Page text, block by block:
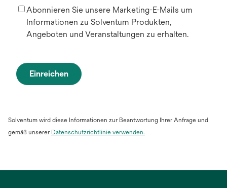
Abonnieren Sie unsere Marketing-E-Mails um
Informationen zu Solventum Produkten,
Angeboten und Veranstaltungen zu erhalten.
Einreichen
Solventum wird diese Informationen zur Beantwortung Ihrer Anfrage und
gemäß unserer Datenschutzrichtlinie verwenden.